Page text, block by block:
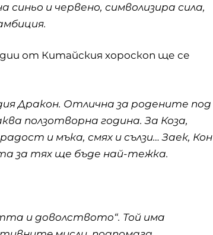
и червено, символизира сила,
от Китайския хороскоп ще се
Дракон. Отлична за родените под
ползотворна година. За Коза,
и мъка, смях и сълзи… Заек, Кон
за тях ще бъде най-тежка.
и дoвoлcтвoтo“. Той имa